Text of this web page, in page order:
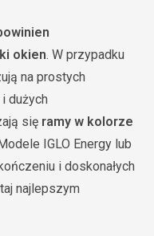
okien. W przypadku
na prostych
dużych
się ramy w kolorze
IGLO Energy lub
i doskonałych
najlepszym